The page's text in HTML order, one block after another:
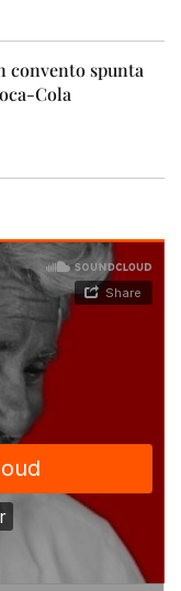
convento spunta
Cola